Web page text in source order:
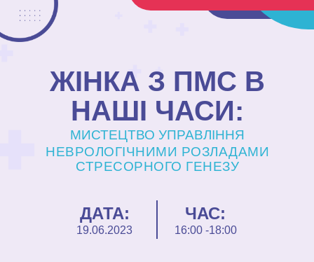
ДАТА: ЧАС:
19.06.2023 16:00 -18:00
ЖІНКА З ПМС В
НАШІ ЧАСИ:
НЕВРОЛОГІЧНИМИ РОЗЛАДАМИ
СТРЕСОРНОГО ГЕНЕЗУ
МИСТЕЦТВО УПРАВЛІННЯ